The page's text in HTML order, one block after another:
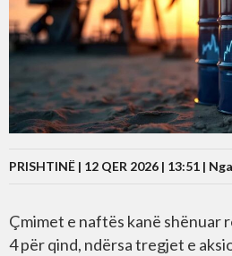
PRISHTINË | 12 QER 2026 | 13:51 |
Çmimet e naftës kanë shënuar
4 për qind, ndërsa tregjet e